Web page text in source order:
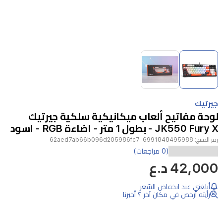
Item
of
2
1
of
2
جيرتيك
لوحة مفاتيح ألعاب ميكانيكية سلكية جيرتيك
JK550 Fury X - بطول 1 متر - اضاءة RGB - اسود
رمز المنتج: 6991848495988-62aed7ab66b096d205986fc7
بتجربة
الألعاب
الخاصة
(0 مراجعات)
42,000 د.ع
أبلغني عند انخفاض السّعر
رأيته أرخص في مكان آخر ؟ أخبرنا